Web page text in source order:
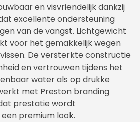
en visvriendelijk dankzij
excellente ondersteuning
van de vangst. Lichtgewicht
voor het gemakkelijk wegen
De versterkte constructie
en vertrouwen tijdens het
water als op drukke
met Preston branding
prestatie wordt
premium look.